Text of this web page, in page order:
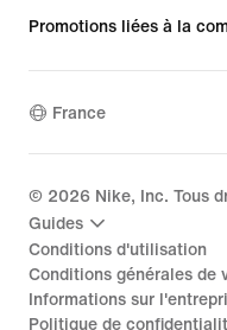
Promotions liées à la
France
© 2026 Nike, Inc. Tous
Guides
Conditions d'utilisation
Conditions générales de
Informations sur
Politique de